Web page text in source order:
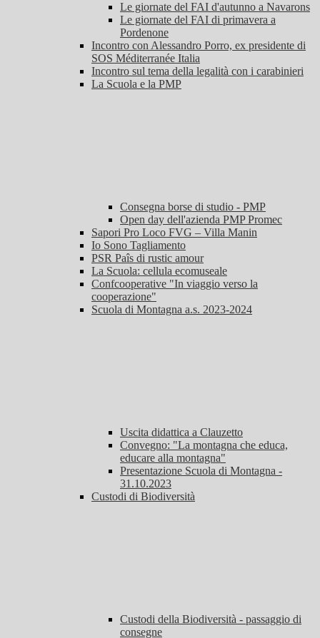
Le giornate del FAI d'autunno a Navarons
Le giornate del FAI di primavera a
Pordenone
Incontro con Alessandro Porro, ex presidente di
SOS Méditerranée Italia
Incontro sul tema della legalità con i carabinieri
La Scuola e la PMP
Consegna borse di studio - PMP
Open day dell'azienda PMP Promec
Sapori Pro Loco FVG – Villa Manin
Io Sono Tagliamento
PSR Paîs di rustic amour
La Scuola: cellula ecomuseale
Confcooperative "In viaggio verso la
cooperazione"
Scuola di Montagna a.s. 2023-2024
Uscita didattica a Clauzetto
Convegno: "La montagna che educa,
educare alla montagna"
Presentazione Scuola di Montagna -
31.10.2023
Custodi di Biodiversità
Custodi della Biodiversità - passaggio di
consegne